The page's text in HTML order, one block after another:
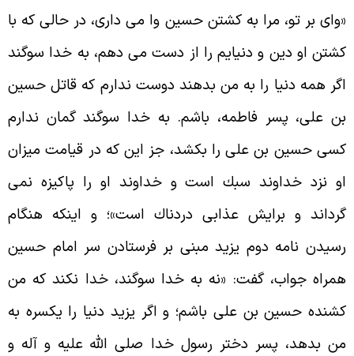
بر تو، مرا به كشتن حسين وا مى دارى، در حالى كه با
او دين و دنيايم را از دست مى دهم، به خدا سوگند
همه دنيا را به من بدهند دوست ندارم كه قاتل حسين
على، پسر فاطمه، باشم. به خدا سوگند گمان ندارم
حسين بن على را بكشد، جز اين كه در قيامت ميزان
نزد خداوند سبك است و خداوند او را پاكيزه نمى
و برايش عذابى دردناك است»؛ و اينكه هنگام
نامه دوم يزيد مبنى بر فرستادن سر امام حسين
جواب، گفت: «نه به خدا سوگند، خدا نكند كه من
حسين بن على باشم؛ و اگر يزيد دنيا را يكسره به
بدهد، پسر دختر رسول خدا صلى الله عليه و آله و